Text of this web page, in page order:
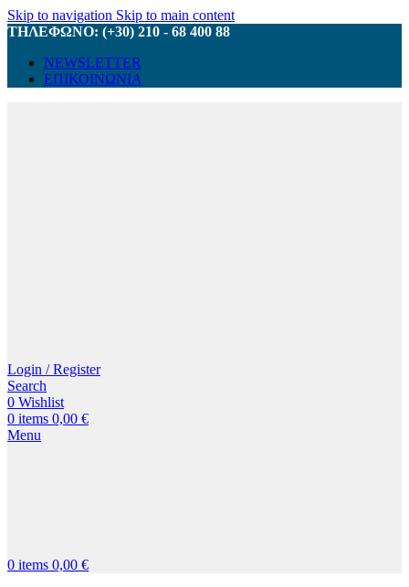
Skip to navigation Skip to main content
ΤΗΛΕΦΩΝΟ: (+30) 210 - 68 400 88
NEWSLETTER
ΕΠΙΚΟΙΝΩΝΙΑ
Login / Register
Search
0 Wishlist
0 items 0,00 €
Menu
0 items 0,00 €